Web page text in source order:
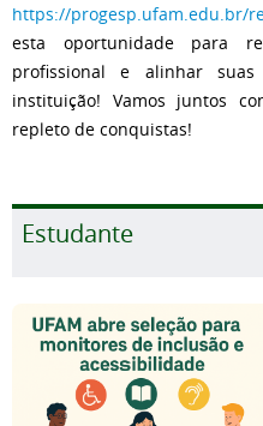
https://progesp.ufam.edu.br/
esta oportunidade para
profissional e alinhar
instituição! Vamos juntos
repleto de conquistas!
Estudante